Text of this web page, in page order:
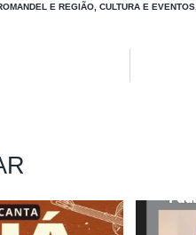
E REGIÃO CULTURA E EVENTOS